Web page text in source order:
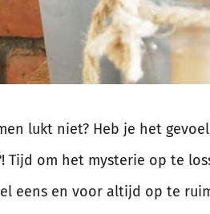
lukt niet? Heb je het
om het mysterie op te
eens en voor altijd op te